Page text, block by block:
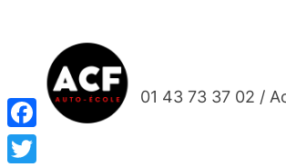
contenu
01 43 73 37 02 /
Facebook